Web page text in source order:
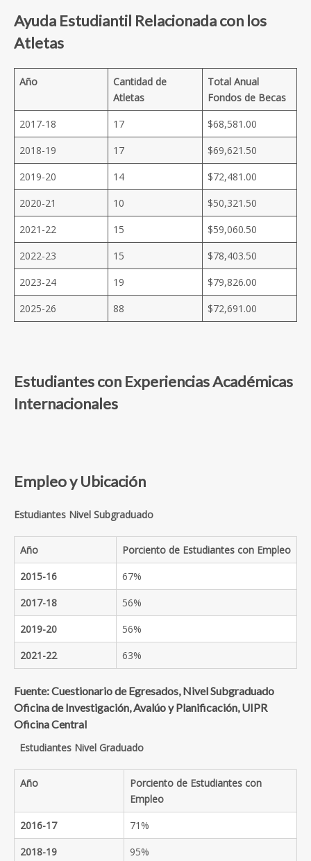
Ayuda Estudiantil Relacionada con los
Atletas
Año
Cantidad de
Atletas
Total Anual
Fondos de Becas
2017-18
17
$68,581.00
2018-19
17
$69,621.50
2019-20
14
$72,481.00
2020-21
10
$50,321.50
2021-22
15
$59,060.50
2022-23
15
$78,403.50
2023-24
19 $79,826.00
2025-26
88 $72,691.00
Estudiantes con Experiencias Académicas
Internacionales
Empleo y Ubicación
Estudiantes Nivel Subgraduado
Año
Porciento de Estudiantes con Empleo
2015-16
67%
2017-18
56%
2019-20
56%
2021-22
63%
Fuente: Cuestionario de Egresados, Nivel Subgraduado
Oficina de Investigación, Avalúo y Planificación, UIPR
Oficina Central
Estudiantes Nivel Graduado
Año
Porciento de Estudiantes con
Empleo
2016-17
71%
2018-19
95%